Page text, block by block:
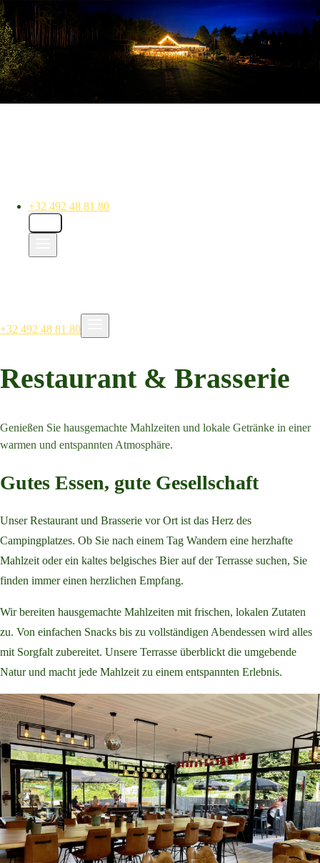
+32 492 48 81 80
+32 492 48 81 80
Restaurant & Brasserie
Genießen Sie hausgemachte Mahlzeiten und lokale Getränke in einer
warmen und entspannten Atmosphäre.
Gutes Essen, gute Gesellschaft
Unser Restaurant und Brasserie vor Ort ist das Herz des
Campingplatzes. Ob Sie nach einem Tag Wandern eine herzhafte
Mahlzeit oder ein kaltes belgisches Bier auf der Terrasse suchen, Sie
finden immer einen herzlichen Empfang.
Wir bereiten hausgemachte Mahlzeiten mit frischen, lokalen Zutaten
zu. Von einfachen Snacks bis zu vollständigen Abendessen wird alles
mit Sorgfalt zubereitet. Unsere Terrasse überblickt die umgebende
Natur und macht jede Mahlzeit zu einem entspannten Erlebnis.